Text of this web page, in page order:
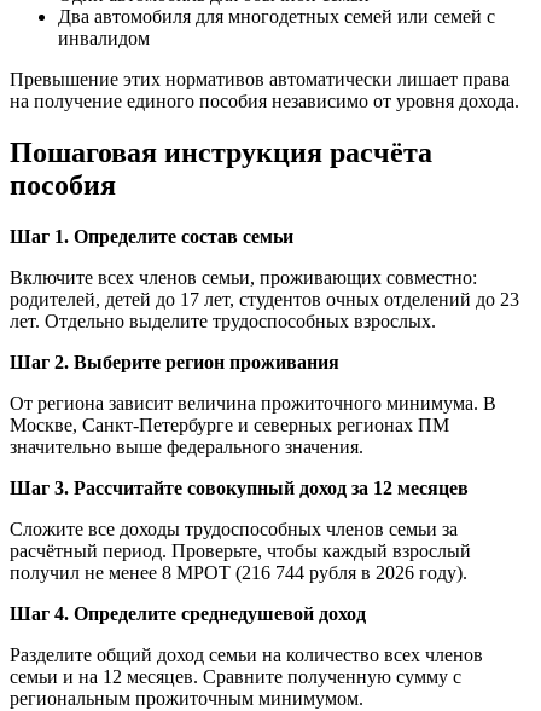
Два автомобиля для многодетных семей или семей с
инвалидом
Превышение этих нормативов автоматически лишает права
на получение единого пособия независимо от уровня дохода.
Пошаговая инструкция расчёта
пособия
Шаг 1. Определите состав семьи
Включите всех членов семьи, проживающих совместно:
родителей, детей до 17 лет, студентов очных отделений до 23
лет. Отдельно выделите трудоспособных взрослых.
Шаг 2. Выберите регион проживания
От региона зависит величина прожиточного минимума. В
Москве, Санкт-Петербурге и северных регионах ПМ
значительно выше федерального значения.
Шаг 3. Рассчитайте совокупный доход за 12 месяцев
Сложите все доходы трудоспособных членов семьи за
расчётный период. Проверьте, чтобы каждый взрослый
получил не менее 8 МРОТ (216 744 рубля в 2026 году).
Шаг 4. Определите среднедушевой доход
Разделите общий доход семьи на количество всех членов
семьи и на 12 месяцев. Сравните полученную сумму с
региональным прожиточным минимумом.